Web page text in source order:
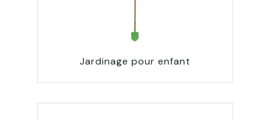
Jardinage pour enfant